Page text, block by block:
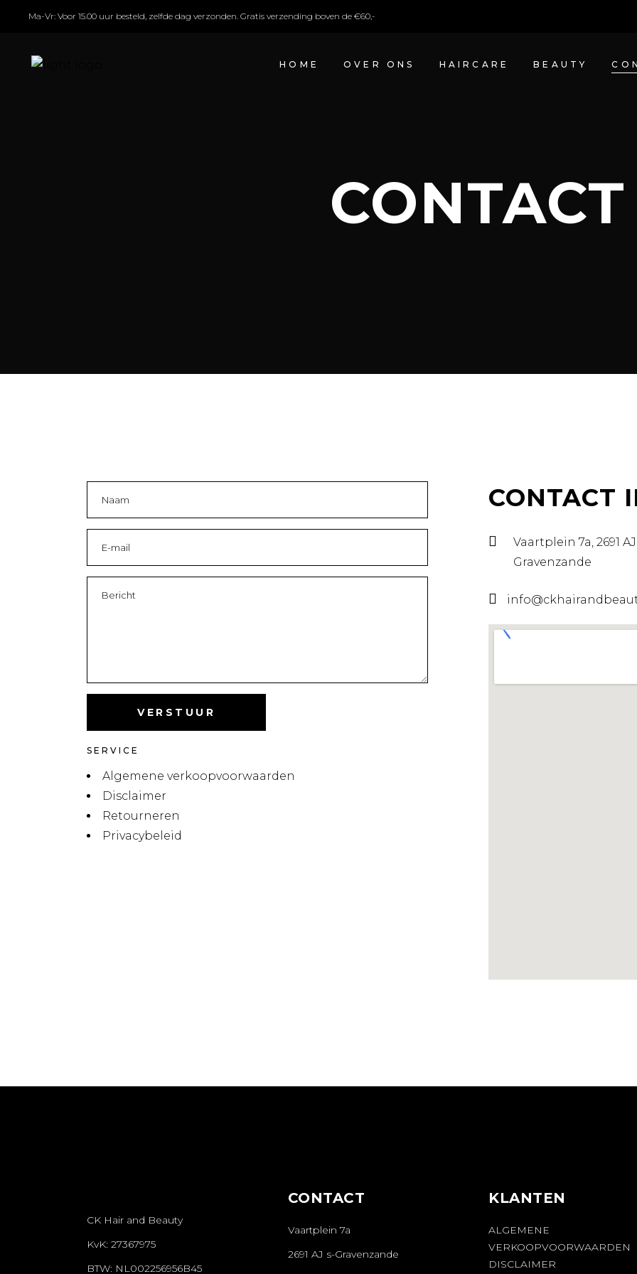
Ma-Vr: Voor 15.00 uur besteld, zelfde dag verzonden. Gratis verzending boven de €60,-
HOME OVER ONS HAIRCARE BEAUTY
CONTACT
SERVICE
Algemene verkoopvoorwaarden
Disclaimer
Retourneren
Privacybeleid
CONTACT
Vaartplein 7a, 2691
Gravenzande
CK Hair and Beauty
KvK: 27367975
BTW: NL002256956B45
CONTACT
Vaartplein 7a
2691 AJ s-Gravenzande
KLANTEN
ALGEMENE
VERKOOPVOORWAARDEN
DISCLAIMER